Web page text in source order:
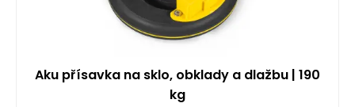
Aku přísavka na sklo, obklady a dlažbu | 190
kg